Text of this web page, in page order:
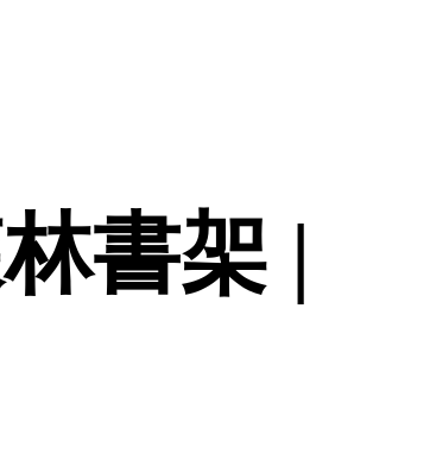
書架 |